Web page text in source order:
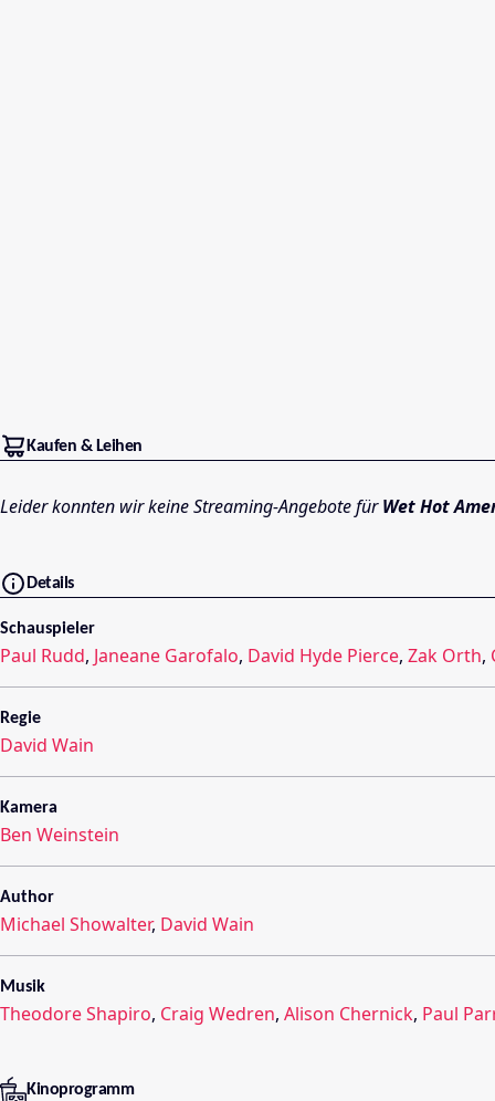
Kaufen & Leihen
Leider konnten wir keine Streaming-Angebote fürWet Hot
Details
Schauspieler
Paul Rudd, Janeane Garofalo, David Hyde Pierce, Zak Orth,
Regie
David Wain
Kamera
Ben Weinstein
Author
Michael Showalter, David Wain
Musik
Theodore Shapiro, Craig Wedren, Alison Chernick, Paul
Kinoprogramm